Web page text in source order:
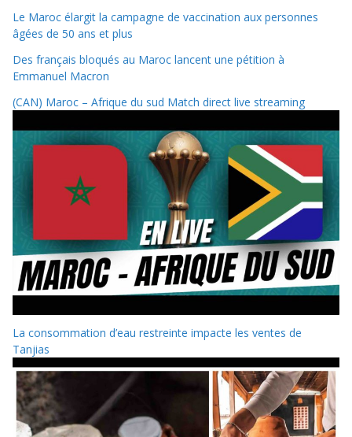
Le Maroc élargit la campagne de vaccination aux personnes
âgées de 50 ans et plus
Des français bloqués au Maroc lancent une pétition à
Emmanuel Macron
(CAN) Maroc – Afrique du sud Match direct live streaming
La consommation d’eau restreinte impacte les ventes de
Tanjias